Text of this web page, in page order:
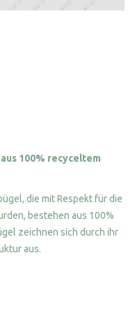
100% recyceltem
die mit Respekt für die
bestehen aus 100%
zeichnen sich durch ihr
aus.